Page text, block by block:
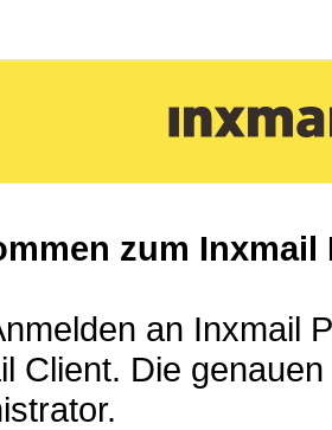
zum Inxmail
an Inxmail
Client. Die